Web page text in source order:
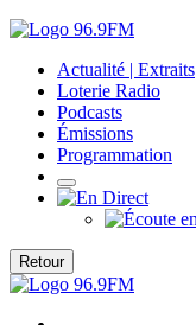
Actualité | Extraits
Loterie Radio
Podcasts
Émissions
Programmation
Retour